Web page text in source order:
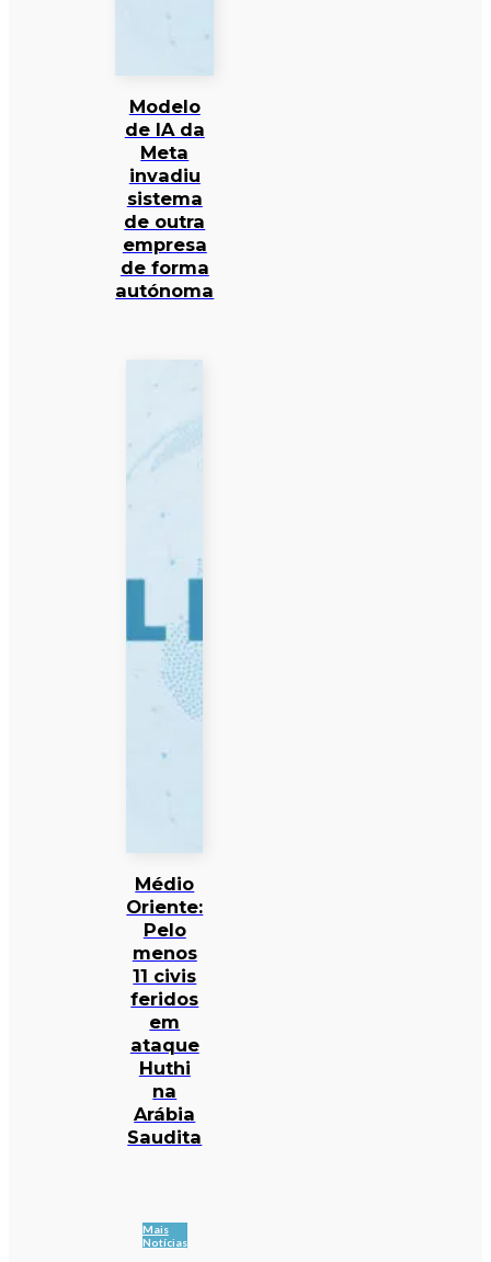
Modelo
de IA da
Meta
invadiu
sistema
de outra
empresa
de forma
autónoma
Médio
Oriente:
Pelo
menos
11 civis
feridos
em
ataque
Huthi
na
Arábia
Saudita
Mais
Notícias